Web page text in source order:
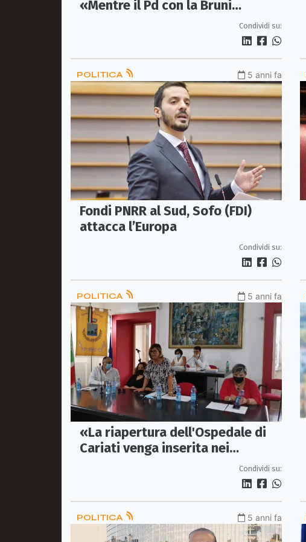
«Mentre il Pd con la Bruni
continua a ballare sul Titanic, la
Condividi su:
POLITICA 5 anni fa
Fondi PNRR al Sud, Sofo (FDI)
attacca l’Europa
Condividi su:
POLITICA 5 anni fa
«La riapertura dell'Ospedale di
Cariati venga inserita nei
Condividi su:
POLITICA 5 anni fa